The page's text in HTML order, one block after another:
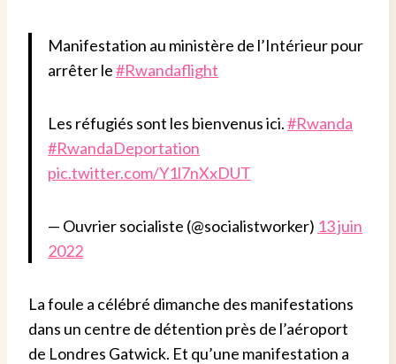
Manifestation au ministère de l’Intérieur pour
arrêter le#Rwandaflight
Les réfugiés sont les bienvenus ici.#Rwanda
#RwandaDeportation
pic.twitter.com/Y1l7nXxDUT
— Ouvrier socialiste (@socialistworker) 13 juin
2022
La foule a célébré dimanche des manifestations
dans un centre de détention près de l’aéroport
de Londres Gatwick. Et qu’une manifestation a